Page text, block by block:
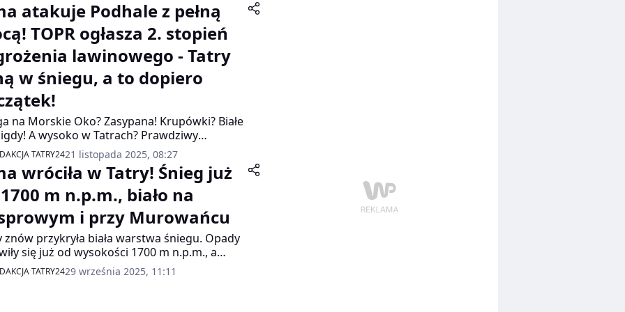
atakuje Podhale z pełną
TOPR ogłasza 2. stopień
lawinowego - Tatry
w śniegu, a to dopiero
na Morskie Oko? Zasypana! Krupówki? Białe
A wysoko w Tatrach? Prawdziwy
śnieżny. TOPR właśnie ogłosił drugi
zagrożenia lawinowego w wyższych
Tatr! To oznacza, że pokrywa śnieżna jest
stabilna, ale na stromych stokach
złe krok i... lawina może ruszyć nawet pod
narciarza czy turysty!
TATRY2421 listopada 2025, 08:27
wróciła w Tatry! Śnieg już
m n.p.m., biało na
i przy Murowańcu
znów przykryła biała warstwa śniegu. Opady
się już od wysokości 1700 m n.p.m., a
krajobraz można podziwiać m.in. na
Wierchu i w okolicy Schroniska
TATRY2429 września 2025, 11:11